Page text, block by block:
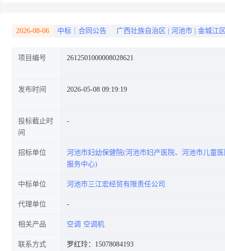
2026-08-06 中标｜合同公告 广西壮族自治区 河池市 金城江
项目编号 2612501000008028621
发布时间 2026-05-08 09:19:19
投标截止时
间
招标单位
河池市妇幼保健院(河池市妇产医院、河池市儿童
服务中心)
中标单位 河池市三江宏经贸有限责任公司
代理单位
相关产品 空调 空调机
联系方式 罗红玲：15078084193